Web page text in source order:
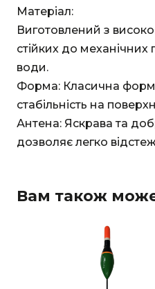
Матеріал:
Виготовлений з
стійких до
води.
Форма: Класична
стабільність на
Антена: Яскрава та
дозволяє легко
Вам також